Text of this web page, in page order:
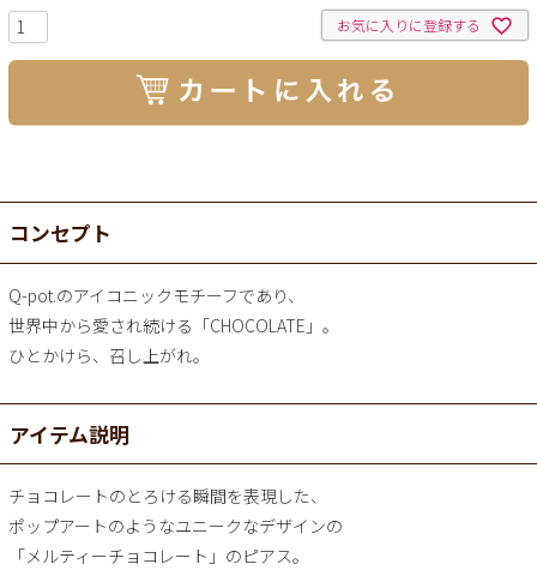
お気に入りに登録する
コンセプト
Q-pot.のアイコニックモチーフであり、
世界中から愛され続ける「CHOCOLATE」。
ひとかけら、召し上がれ。
アイテム説明
チョコレートのとろける瞬間を表現した、
ポップアートのようなユニークなデザインの
「メルティーチョコレート」のピアス。